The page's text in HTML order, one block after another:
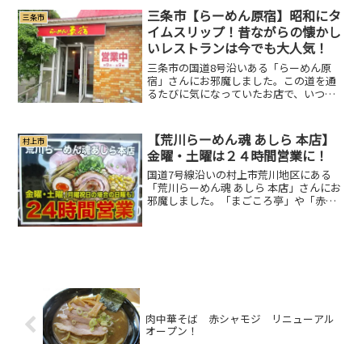
っっ！！教えてくれた方、ありがとうご
ざいましたm(_ ...
三条市
三条市【らーめん原宿】昭和にタ
イムスリップ！昔ながらの懐かし
いレストランは今でも大人気！
三条市の国道8号沿いある「らーめん原
宿」さんにお邪魔しました。この道を通
るたびに気になっていたお店で、いつか
ました♪正確な創業年はわかりません
が、聞いた話によると196...
村上市
【荒川らーめん魂 あしら 本店】
金曜・土曜は２４時間営業に！
国道7号線沿いの村上市荒川地区にある
「荒川らーめん魂 あしら 本店」さんにお
邪魔しました。「まごころ亭」や「赤シ
肉中華そば 赤シャモジ リニューアル
オープン！